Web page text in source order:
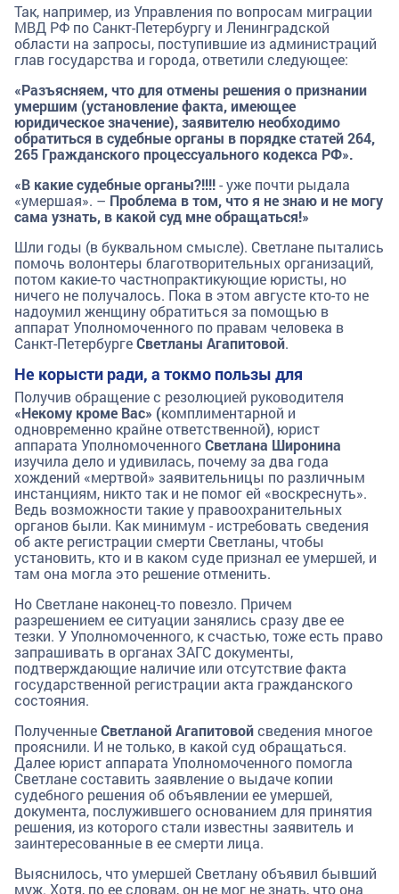
Так, например, из Управления по вопросам миграции
МВД РФ по Санкт-Петербургу и Ленинградской
области на запросы, поступившие из администраций
глав государства и города, ответили следующее:
«Разъясняем, что для отмены решения о признании
умершим (установление факта, имеющее
юридическое значение), заявителю необходимо
обратиться в судебные органы в порядке статей 264,
265 Гражданского процессуального кодекса РФ».
«В какие судебные органы?!!!!- уже почти рыдала
«умершая». – Проблема в том, что я не знаю и не могу
сама узнать, в какой суд мне обращаться!»
Шли годы (в буквальном смысле). Светлане пытались
помочь волонтеры благотворительных организаций,
потом какие-то частнопрактикующие юристы, но
ничего не получалось. Пока в этом августе кто-то не
надоумил женщину обратиться за помощью в
аппарат Уполномоченного по правам человека в
Санкт-ПетербургеСветланы Агапитовой.
Не корысти ради, а токмо пользы для
Получив обращение с резолюцией руководителя
«Некому кроме Вас» (комплиментарной и
одновременно крайне ответственной), юрист
аппарата УполномоченногоСветлана Широнина
изучила дело и удивилась, почему за два года
хождений «мертвой» заявительницы по различным
инстанциям, никто так и не помог ей «воскреснуть».
Ведь возможности такие у правоохранительных
органов были. Как минимум - истребовать сведения
об акте регистрации смерти Светланы, чтобы
установить, кто и в каком суде признал ее умершей, и
там она могла это решение отменить.
Но Светлане наконец-то повезло. Причем
разрешением ее ситуации занялись сразу две ее
тезки. У Уполномоченного, к счастью, тоже есть право
запрашивать в органах ЗАГС документы,
подтверждающие наличие или отсутствие факта
государственной регистрации акта гражданского
состояния.
ПолученныеСветланой Агапитовойсведения многое
прояснили. И не только, в какой суд обращаться.
Далее юрист аппарата Уполномоченного помогла
Светлане составить заявление о выдаче копии
судебного решения об объявлении ее умершей,
документа, послужившего основанием для принятия
решения, из которого стали известны заявитель и
заинтересованные в ее смерти лица.
Выяснилось, что умершей Светлану объявил бывший
муж. Хотя, по ее словам, он не мог не знать, что она